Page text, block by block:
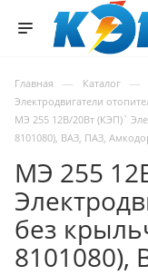
Главная — Каталог —
Электродвигатели
МЭ 255 12В/20Вт (КЭП)`
8101080), ВАЗ, ПАЗ,
МЭ 255
без
8101080),